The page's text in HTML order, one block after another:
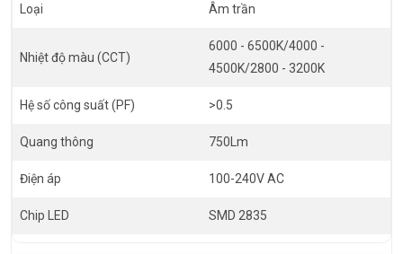
Loại Âm trần
Nhiệt độ màu (CCT)
6000 - 6500K/4000 -
4500K/2800 - 3200K
Hệ số công suất (PF) >0.5
Quang thông 750Lm
Điện áp 100-240V AC
Chip LED SMD 2835